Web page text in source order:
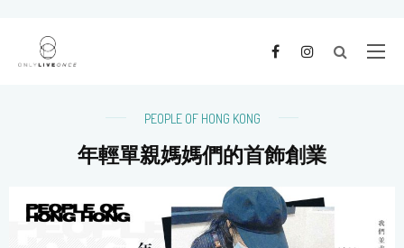
PEOPLE OF HONG KONG
年輕單親媽媽們的首飾創業